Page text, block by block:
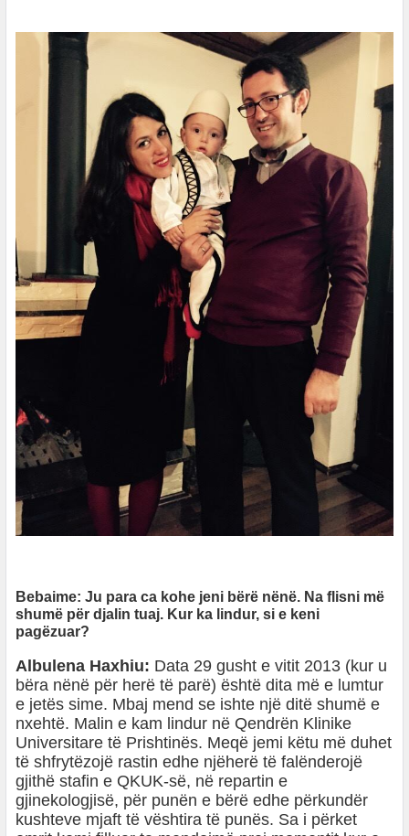
Bebaime: Ju para ca kohe jeni bërë nënë. Na flisni më
shumë për djalin tuaj. Kur ka lindur, si e keni
pagëzuar?
Albulena Haxhiu: Data 29 gusht e vitit 2013 (kur u
bëra nënë për herë të parë) është dita më e lumtur
e jetës sime. Mbaj mend se ishte një ditë shumë e
nxehtë. Malin e kam lindur në Qendrën Klinike
Universitare të Prishtinës. Meqë jemi këtu më duhet
të shfrytëzojë rastin edhe njëherë të falënderojë
gjithë stafin e QKUK-së, në repartin e
gjinekologjisë, për punën e bërë edhe përkundër
kushteve mjaft të vështira të punës. Sa i përket